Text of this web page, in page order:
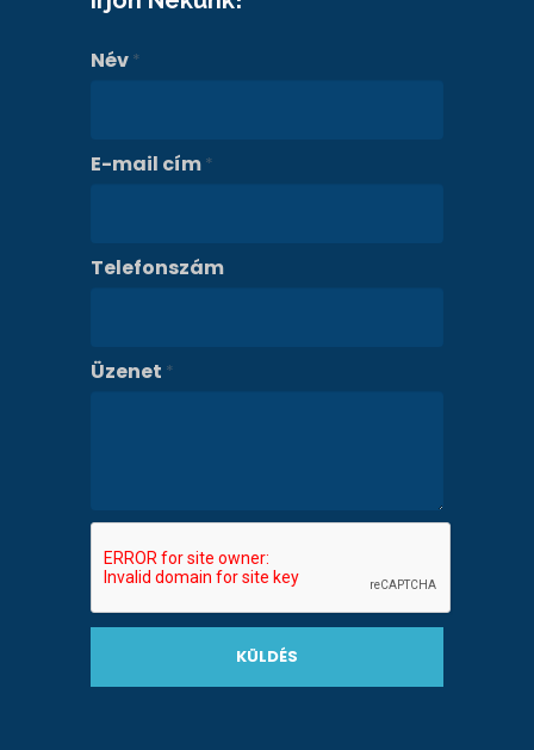
Név *
E-mail cím *
Telefonszám
Üzenet *
KÜLDÉS